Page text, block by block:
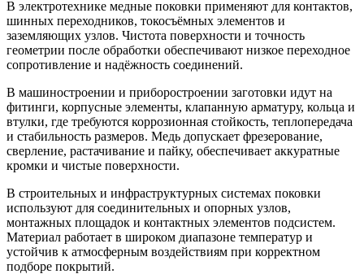
В электротехнике медные поковки применяют для контактов,
шинных переходников, токосъёмных элементов и
заземляющих узлов. Чистота поверхности и точность
геометрии после обработки обеспечивают низкое переходное
сопротивление и надёжность соединений.
В машиностроении и приборостроении заготовки идут на
фитинги, корпусные элементы, клапанную арматуру, кольца и
втулки, где требуются коррозионная стойкость, теплопередача
и стабильность размеров. Медь допускает фрезерование,
сверление, растачивание и пайку, обеспечивает аккуратные
кромки и чистые поверхности.
В строительных и инфраструктурных системах поковки
используют для соединительных и опорных узлов,
монтажных площадок и контактных элементов подсистем.
Материал работает в широком диапазоне температур и
устойчив к атмосферным воздействиям при корректном
подборе покрытий.